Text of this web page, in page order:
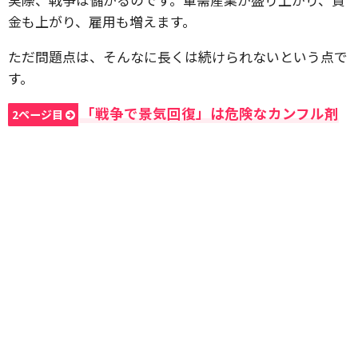
金も上がり、雇用も増えます。
ただ問題点は、そんなに長くは続けられないという点で
す。
2ページ目 「戦争で景気回復」は危険なカンフル剤